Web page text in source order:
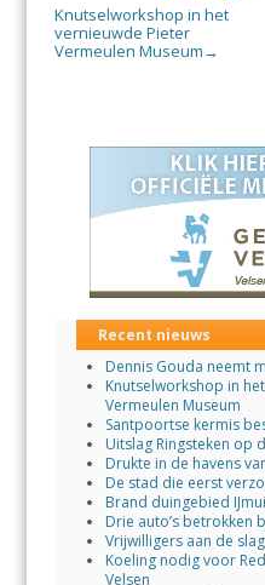
Knutselworkshop in het
vernieuwde Pieter
Vermeulen Museum →
Recent nieuws
Dennis Gouda neemt
Knutselworkshop in
Vermeulen Museum
Santpoortse kermis
Uitslag Ringsteken op
Drukte in de havens
De stad die eerst
Brand duingebied
Drie auto’s betrokken
Vrijwilligers aan de
Koeling nodig voor
Velsen